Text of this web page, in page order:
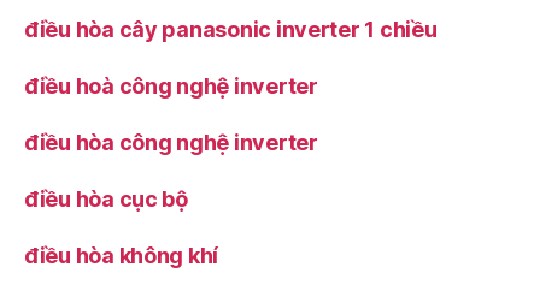
điều hòa cây panasonic inverter 1 chiều
điều hoà công nghệ inverter
điều hòa công nghệ inverter
điều hòa cục bộ
điều hòa không khí